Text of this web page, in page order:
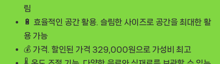
림
🔋 효율적인 공간 활용. 슬림한 사이즈로 공간을 최대한 활
용 가능
💰 가격. 할인된 가격 329,000원으로 가성비 최고